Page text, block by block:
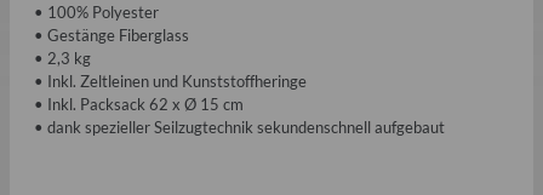
• 100% Polyester
• Gestänge Fiberglass
• 2,3 kg
• Inkl. Zeltleinen und Kunststoffheringe
• Inkl. Packsack 62 x Ø 15 cm
• dank spezieller Seilzugtechnik sekundenschnell aufgebaut